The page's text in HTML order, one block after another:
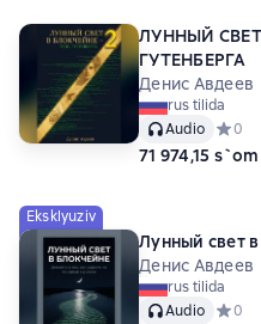
ЛУННЫЙ
ГУТЕНБЕРГА
Денис Авдеев
rus tilida
Audio
0
71 974,15 s`om
Eksklyuziv
Лунный свет
Денис Авдеев
rus tilida
Audio
0